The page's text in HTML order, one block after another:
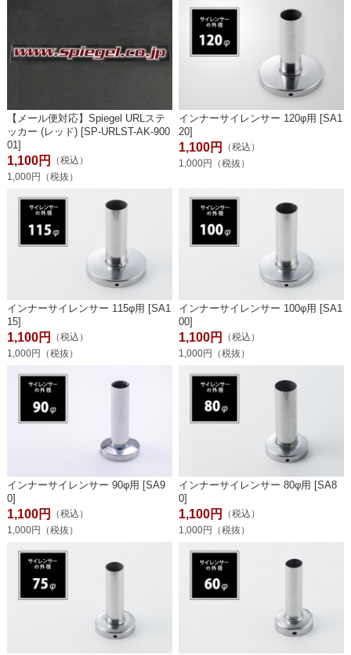
【メール便対応】Spiegel URLステ
ッカー (レッド) [SP-URLST-AK-900
01]
1,100円
（税込）
1,000円（税抜）
インナーサイレンサー 120φ用 [SA1
20]
1,100円
（税込）
1,000円（税抜）
インナーサイレンサー 115φ用 [SA1
15]
1,100円
（税込）
1,000円（税抜）
インナーサイレンサー 100φ用 [SA1
00]
1,100円
（税込）
1,000円（税抜）
インナーサイレンサー 90φ用 [SA9
0]
1,100円
（税込）
1,000円（税抜）
インナーサイレンサー 80φ用 [SA8
0]
1,100円
（税込）
1,000円（税抜）